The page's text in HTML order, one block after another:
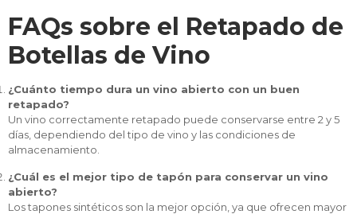
FAQs sobre el Retapado de
Botellas de Vino
¿Cuánto tiempo dura un vino abierto con un buen
retapado?
Un vino correctamente retapado puede conservarse entre 2 y 5
días, dependiendo del tipo de vino y las condiciones de
almacenamiento.
¿Cuál es el mejor tipo de tapón para conservar un vino
abierto?
Los tapones sintéticos son la mejor opción, ya que ofrecen mayor